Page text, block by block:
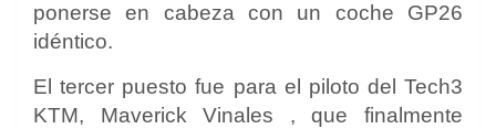
ponerse en cabeza con un coche GP26
idéntico.
El tercer puesto fue para el piloto del Tech3
KTM, Maverick Vinales , que finalmente